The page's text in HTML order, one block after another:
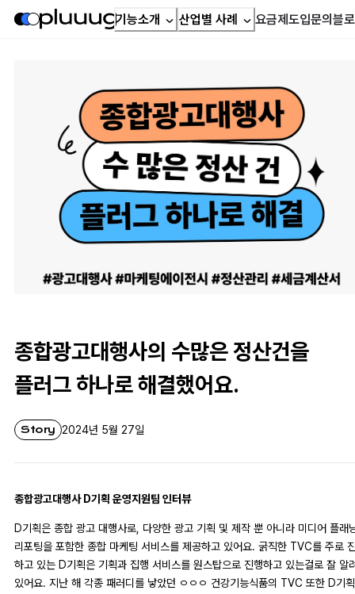
기능소개 산업별 사례 요금제 도입문의 블
종합광고대행사의 수많은 정산건을
플러그 하나로 해결했어요.
Story 2024년 5월 27일
종합광고대행사 D기획 운영지원팀 인터뷰
D기획은 종합 광고 대행사로, 다양한 광고 기획 및 제작 뿐 아니라 미디어 플래
리포팅을 포함한 종합 마케팅 서비스를 제공하고 있어요. 굵직한 TVC를 주로
하고 있는 D기획은 기획과 집행 서비스를 원스탑으로 진행하고 있는걸로 잘 알
있어요. 지난 해 각종 패러디를 낳았던 ㅇㅇㅇ 건강기능식품의 TVC 또한 D기